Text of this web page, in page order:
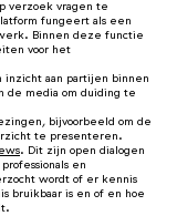
verzoek vragen te
fungeert als een
Binnen deze functie
voor het
aan partijen binnen
media om duiding te
bijvoorbeeld om de
te presenteren.
. Dit zijn open dialogen
en
wordt of er kennis
bruikbaar is en of en hoe